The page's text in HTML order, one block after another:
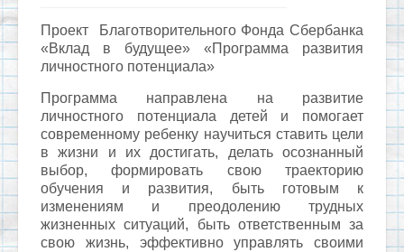
Проект Благотворительного Фонда Сбербанка
«Вклад в будущее» «Программа развития
личностного потенциала»
Программа направлена на развитие
личностного потенциала детей и помогает
современному ребенку научиться ставить цели
в жизни и их достигать, делать осознанный
выбор, формировать свою траекторию
обучения и развития, быть готовым к
изменениям и преодолению трудных
жизненных ситуаций, быть ответственным за
свою жизнь, эффективно управлять своими